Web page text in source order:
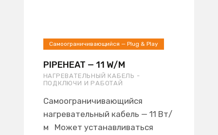
Самоограничивающийся — Plug & Play
PIPEHEAT — 11 W/M
НАГРЕВАТЕЛЬНЫЙ КАБЕЛЬ -
ПОДКЛЮЧИ И РАБОТАЙ
Самоограничивающийся
нагревательный кабель — 11 Вт/
м Может устанавливаться